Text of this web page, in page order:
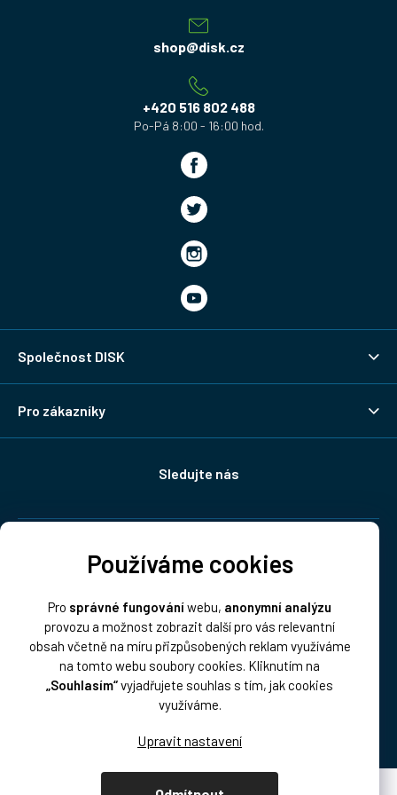
Používáme cookies
Pro správné fungováníwebu, anonymní analýzu
provozu a možnost zobrazit další pro vás relevantní
obsah včetně na míru přizpůsobených reklam využíváme
na tomto webu soubory cookies. Kliknutím na
„Souhlasím“vyjadřujete souhlas s tím, jak cookies
využíváme.
shop@disk.cz
+420 516 802 488
Společnost DISK
Pro zákazníky
Sledujte nás
Platba: